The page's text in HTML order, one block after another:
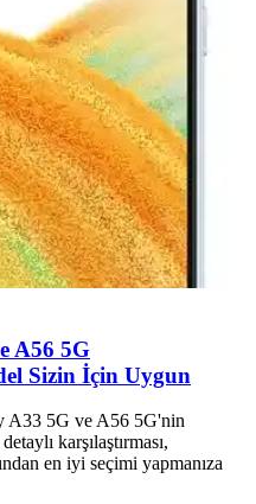
A56 5G
Sizin İçin Uygun
A33 5G ve A56 5G'nin
karşılaştırması,
en iyi seçimi yapmanıza